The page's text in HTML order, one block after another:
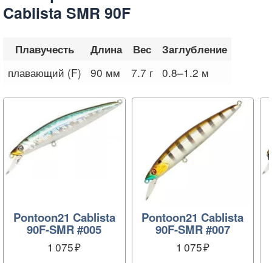
Cablista SMR 90F
Плавучесть Длина Вес Заглубление
плавающий (F) 90 мм 7.7 г 0.8–1.2 м
Pontoon21 Cablista
90F-SMR #005
1 075
Pontoon21 Cablista
90F-SMR #007
1 075